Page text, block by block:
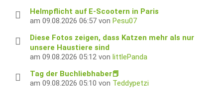
Helmpflicht auf E-Scootern in Paris
am 09.08.2026 06:57 von Pesu07
Diese Fotos zeigen, dass Katzen mehr als nur
unsere Haustiere sind
am 09.08.2026 05:12 von littlePanda
Tag der Buchliebhaber📕
am 09.08.2026 05:10 von Teddypetzi